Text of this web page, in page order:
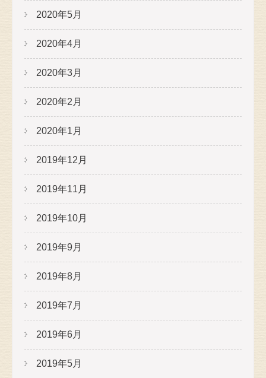
2020年5月
2020年4月
2020年3月
2020年2月
2020年1月
2019年12月
2019年11月
2019年10月
2019年9月
2019年8月
2019年7月
2019年6月
2019年5月